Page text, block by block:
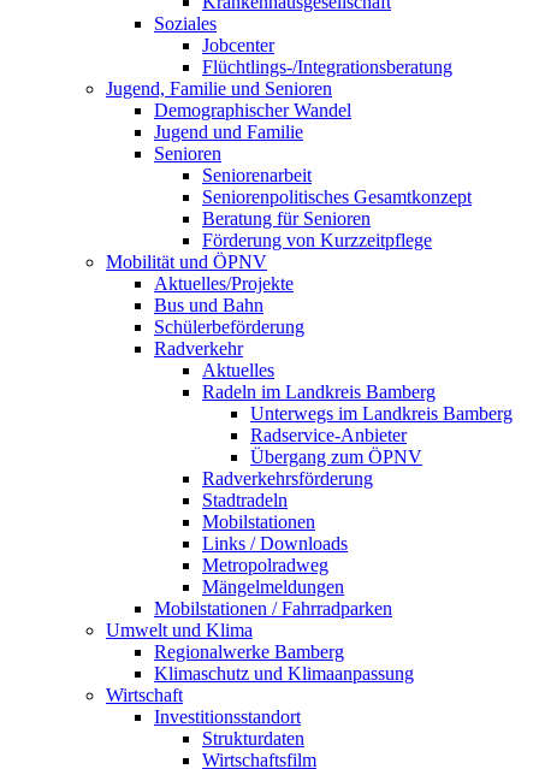
Soziales
Jobcenter
Flüchtlings-/Integrationsberatung
Jugend, Familie und Senioren
Demographischer Wandel
Jugend und Familie
Senioren
Seniorenarbeit
Seniorenpolitisches Gesamtkonzept
Beratung für Senioren
Förderung von Kurzzeitpflege
Mobilität und ÖPNV
Aktuelles/Projekte
Bus und Bahn
Schülerbeförderung
Radverkehr
Aktuelles
Radeln im Landkreis Bamberg
Unterwegs im Landkreis Bamberg
Radservice-Anbieter
Übergang zum ÖPNV
Radverkehrsförderung
Stadtradeln
Mobilstationen
Links / Downloads
Metropolradweg
Mängelmeldungen
Mobilstationen / Fahrradparken
Umwelt und Klima
Regionalwerke Bamberg
Klimaschutz und Klimaanpassung
Wirtschaft
Investitionsstandort
Strukturdaten
Wirtschaftsfilm